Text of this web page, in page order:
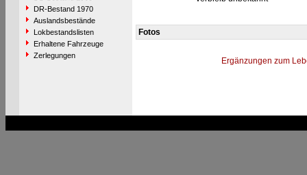
DR-Bestand 1970
Auslandsbestände
Lokbestandslisten
Erhaltene Fahrzeuge
Zerlegungen
Fotos
Ergänzungen zum